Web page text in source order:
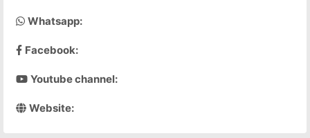
Whatsapp:
Facebook:
Youtube channel:
Website: